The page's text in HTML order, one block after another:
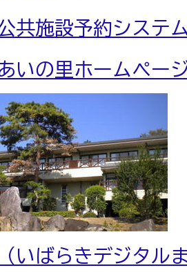
共施設予約システ
いの里ホームペー
いばらきデジタル